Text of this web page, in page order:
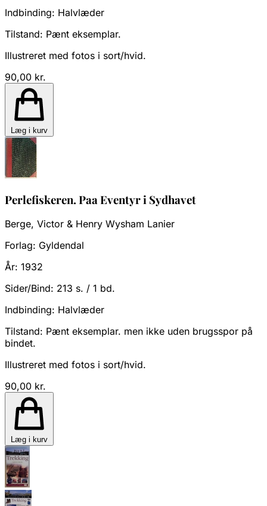
Indbinding: Halvlæder
Tilstand: Pænt eksemplar.
Illustreret med fotos i sort/hvid.
90,00 kr.
Læg i kurv
Perlefiskeren. Paa Eventyr i Sydhavet
Berge, Victor & Henry Wysham Lanier
Forlag: Gyldendal
År: 1932
Sider/Bind: 213 s. / 1 bd.
Indbinding: Halvlæder
Tilstand: Pænt eksemplar. men ikke uden brugsspor på
bindet.
Illustreret med fotos i sort/hvid.
90,00 kr.
Læg i kurv